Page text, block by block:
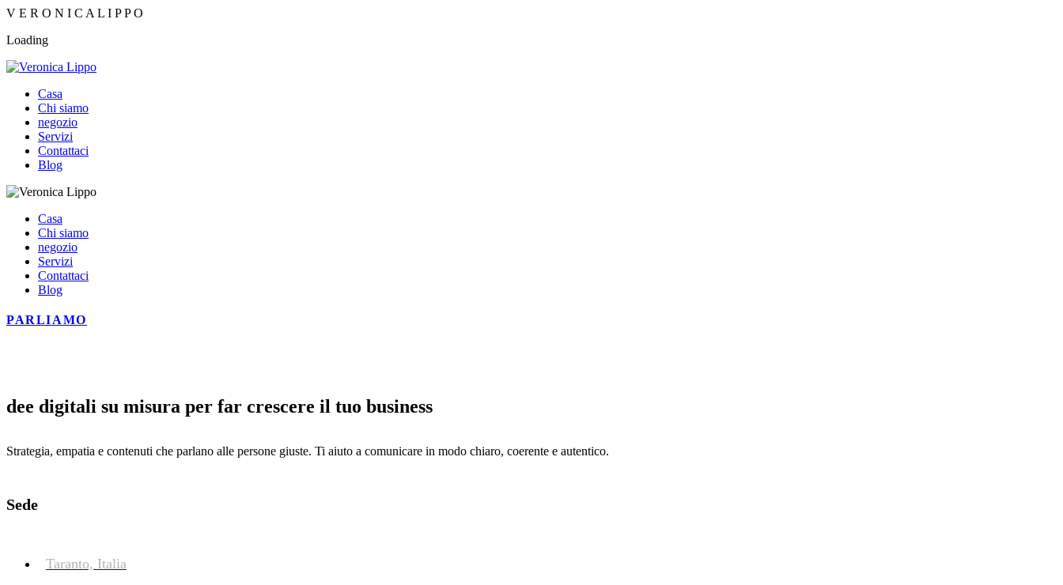
V E R O N I C A L I PPO
Loading
Casa
Chi siamo
negozio
Servizi
Contattaci
Blog
Casa
Chi siamo
negozio
Servizi
Contattaci
Blog
PARLIAMO
dee digitali su misura per far crescere il tuo business
Strategia, empatia e contenuti che parlano alle persone giuste. Ti aiuto a comunicare in modo chiaro, coerente e autentico.
Sede
Taranto, Italia